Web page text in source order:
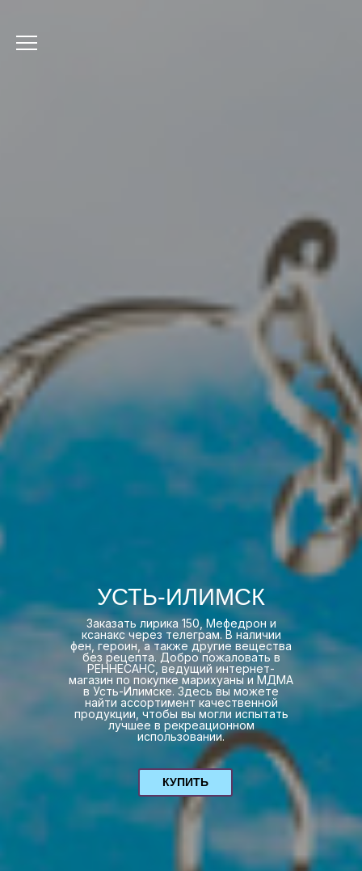
УСТЬ-ИЛИМСК
Заказать лирика 150, Мефедрон и
ксанакс через телеграм. В наличии
фен, героин, а также другие вещества
без рецепта. Добро пожаловать в
РЕННЕСАНС, ведущий интернет-
магазин по покупке марихуаны и МДМА
в Усть-Илимске. Здесь вы можете
найти ассортимент качественной
продукции, чтобы вы могли испытать
лучшее в рекреационном
использовании.
КУПИТЬ